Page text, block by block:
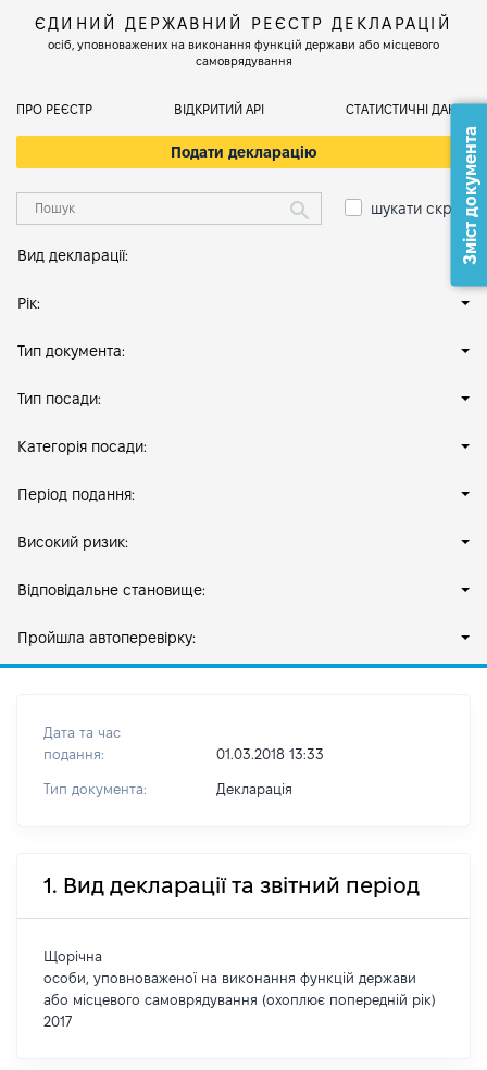
ЄДИНИЙ ДЕРЖАВНИЙ РЕЄСТР ДЕКЛАРАЦІЙ
осіб, уповноважених на виконання функцій держави або місцевого
самоврядування
ПРО РЕЄСТР ВІДКРИТИЙ АРІ СТАТИСТИЧНІ ДАНІ
Подати декларацію
шукати скрізь
Вид декларації:
Рік:
Тип документа:
Тип посади:
Категорія посади:
Період подання:
Високий ризик:
Відповідальне становище:
Пройшла автоперевірку:
Дата та час
подання:
01.03.2018 13:33
Тип документа: Декларація
1. Вид декларації та звітний період
Щорічна
особи, уповноваженої на виконання функцій держави
або місцевого самоврядування (охоплює попередній рік)
2017
Зміст документа